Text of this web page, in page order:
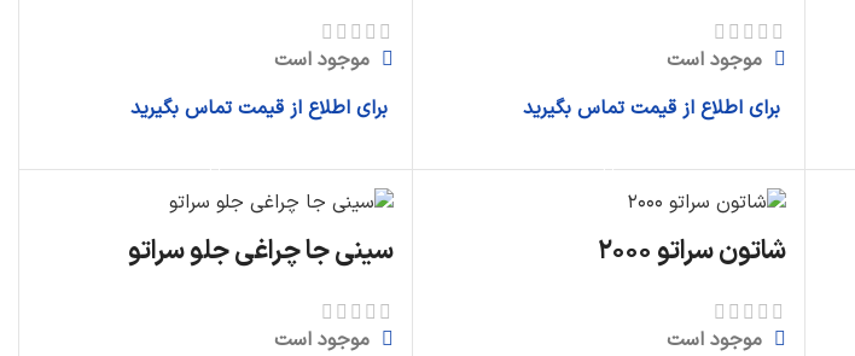
موجود است
برای اطلاع از قیمت تماس بگیرید
موجود است
برای اطلاع از قیمت تماس بگیرید
شاتون سراتو ۲۰۰۰
موجود است
سینی جا چراغی جلو سراتو
موجود است